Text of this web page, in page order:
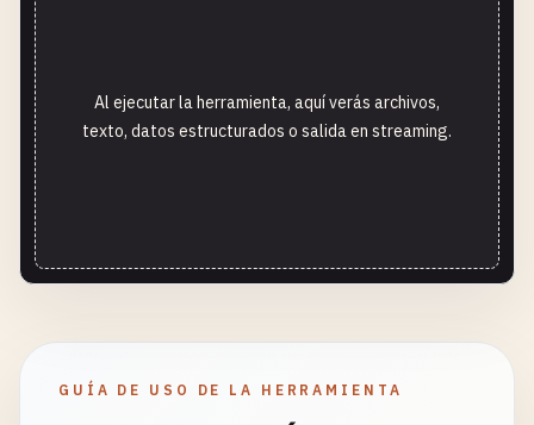
Al ejecutar la herramienta, aquí verás archivos,
texto, datos estructurados o salida en streaming.
GUÍA DE USO DE LA HERRAMIENTA